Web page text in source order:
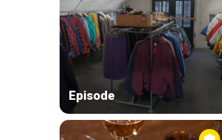
Episode